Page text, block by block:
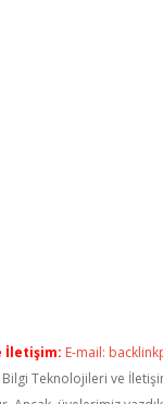
İletişim: E-mail:
Bilgi Teknolojileri ve